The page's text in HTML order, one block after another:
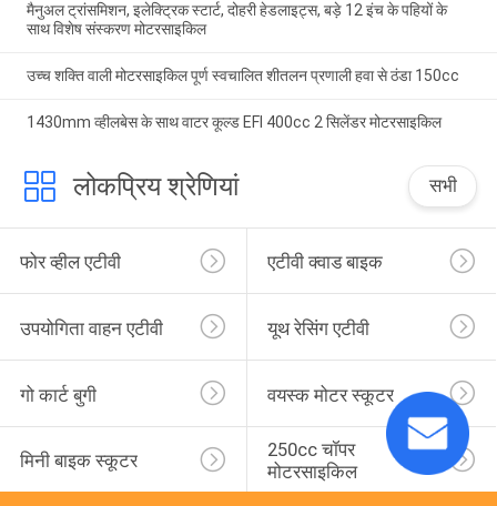
मैनुअल ट्रांसमिशन, इलेक्ट्रिक स्टार्ट, दोहरी हेडलाइट्स, बड़े 12 इंच के पहियों के
साथ विशेष संस्करण मोटरसाइकिल
उच्च शक्ति वाली मोटरसाइकिल पूर्ण स्वचालित शीतलन प्रणाली हवा से ठंडा 150cc
1430mm व्हीलबेस के साथ वाटर कूल्ड EFI 400cc 2 सिलेंडर मोटरसाइकिल
लोकप्रिय श्रेणियां सभी
फोर व्हील एटीवी एटीवी क्वाड बाइक
उपयोगिता वाहन एटीवी यूथ रेसिंग एटीवी
गो कार्ट बुगी वयस्क मोटर स्कूटर
मिनी बाइक स्कूटर
250cc चॉपर
मोटरसाइकिल